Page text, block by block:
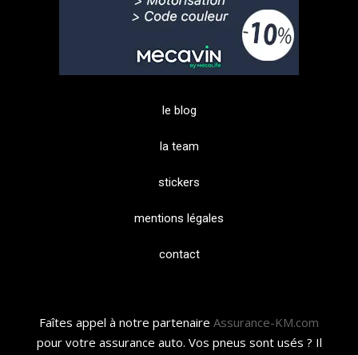
le blog
la team
stickers
mentions légales
contact
Faîtes appel à notre partenaire Assurance-KM.com
pour votre assurance auto. Vos pneus sont usés ? Il